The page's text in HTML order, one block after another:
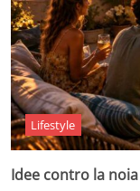
Lifestyle
Idee contro la